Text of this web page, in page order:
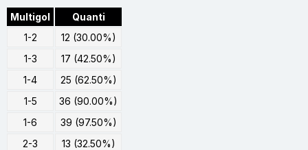
Multigol
Quanti
1-2
12 (30.00%)
1-3
17 (42.50%)
1-4
25 (62.50%)
1-5
36 (90.00%)
1-6
39 (97.50%)
2-3
13 (32.50%)